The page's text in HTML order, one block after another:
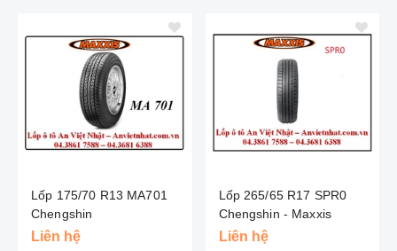
Lốp 175/70 R13 MA701
Chengshin
Liên hệ
Lốp 265/65 R17 SPR0
Chengshin - Maxxis
Liên hệ